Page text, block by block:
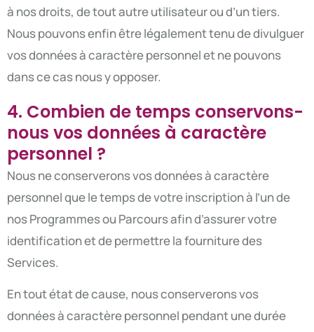
à nos droits, de tout autre utilisateur ou d’un tiers.
Nous pouvons enfin être légalement tenu de divulguer
vos données à caractère personnel et ne pouvons
dans ce cas nous y opposer.
4. Combien de temps conservons-
nous vos données à caractère
personnel ?
Nous ne conserverons vos données à caractère
personnel que le temps de votre inscription à l’un de
nos Programmes ou Parcours afin d’assurer votre
identification et de permettre la fourniture des
Services.
En tout état de cause, nous conserverons vos
données à caractère personnel pendant une durée